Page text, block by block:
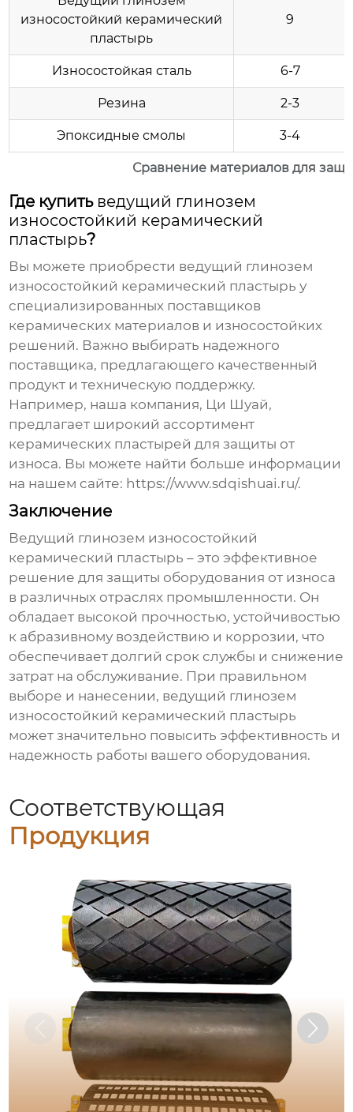
Сравнение материалов для
износостойкий керамический
пластырь
9
Износостойкая сталь 6-7
Резина 2-3
Эпоксидные смолы 3-4
Где купить ведущий глинозем
износостойкий керамический
пластырь?
Вы можете приобрести ведущий глинозем
износостойкий керамический пластырь у
специализированных поставщиков
керамических материалов и износостойких
решений. Важно выбирать надежного
поставщика, предлагающего качественный
продукт и техническую поддержку.
Например, наша компания, Ци Шуай,
предлагает широкий ассортимент
керамических пластырей для защиты от
износа. Вы можете найти больше информации
на нашем сайте: https://www.sdqishuai.ru/.
Заключение
Ведущий глинозем износостойкий
керамический пластырь – это эффективное
решение для защиты оборудования от износа
в различных отраслях промышленности. Он
обладает высокой прочностью, устойчивостью
к абразивному воздействию и коррозии, что
обеспечивает долгий срок службы и снижение
затрат на обслуживание. При правильном
выборе и нанесении, ведущий глинозем
износостойкий керамический пластырь
может значительно повысить эффективность и
надежность работы вашего оборудования.
Соответствующая
Продукция